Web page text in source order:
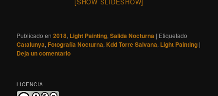
Publicado en 2018, Light Painting,Salida Nocturna | Etiquetado
Catalunya, Fotografía Nocturna, Kdd Torre Salvana, Light Painting |
Deja un comentario
LICENCIA